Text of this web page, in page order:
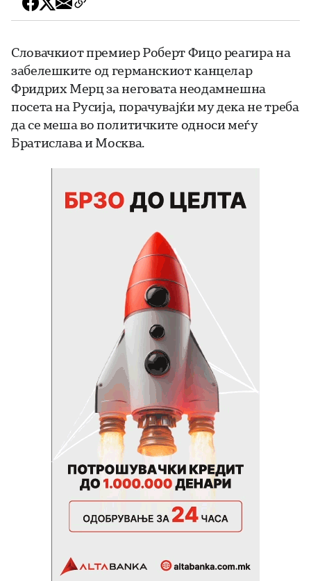
Словачкиот премиер Роберт Фицо реагира на
забелешките од германскиот канцелар
Фридрих Мерц за неговата неодамнешна
посета на Русија, порачувајќи му дека не треба
да се меша во политичките односи меѓу
Братислава и Москва.